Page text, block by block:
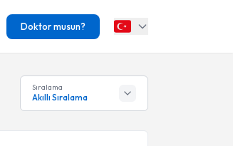
Doktor musun?
Sıralama
Akıllı Sıralama